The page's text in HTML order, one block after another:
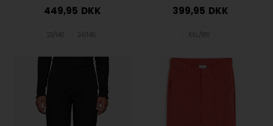
449,95 DKK
23/140 24/146
399,95 DKK
XXL/18Y